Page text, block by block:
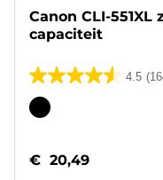
Canon CLI-
capaciteit
4.5
4.5
van
sterren.
Kleurencartridge
€ 20,49